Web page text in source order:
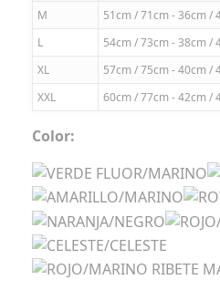
M
51cm / 71cm - 36cm /
L
54cm / 73cm - 38cm /
XL
57cm / 75cm - 40cm /
XXL
60cm / 77cm - 42cm /
Color: